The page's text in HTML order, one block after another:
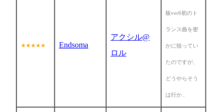
★★★★★ Endsoma
アクシル@
ロル
板ver6初のト
ランス曲を密
かに狙ってい
たのですが、
どうやらそう
は行か..